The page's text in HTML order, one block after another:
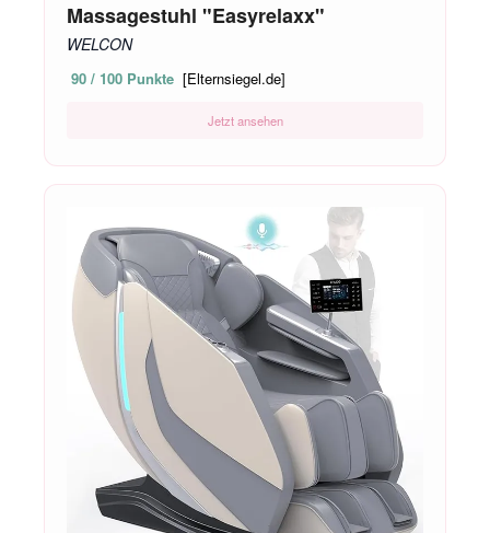
Massagestuhl "Easyrelaxx"
WELCON
90 / 100 Punkte [Elternsiegel.de]
Jetzt ansehen